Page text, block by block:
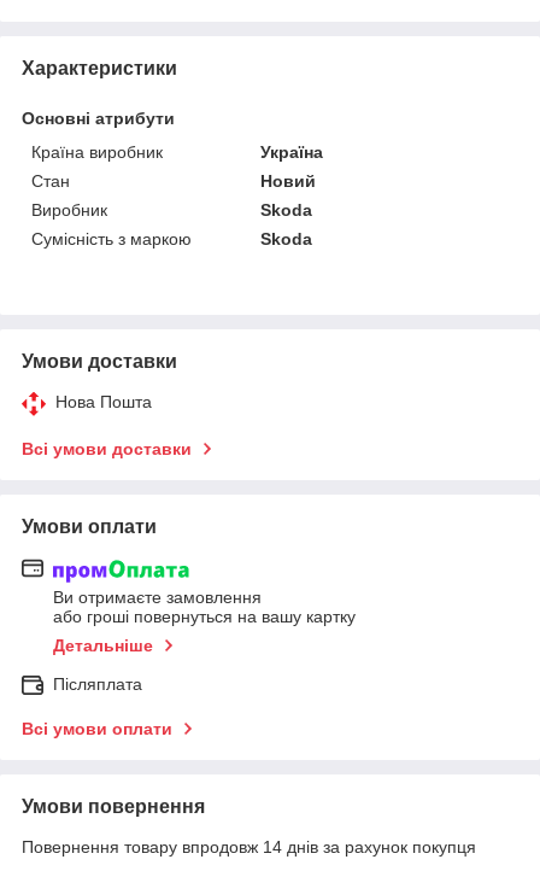
Характеристики
Основні атрибути
Країна виробник
Україна
Стан
Новий
Виробник
Skoda
Сумісність з маркою
Skoda
Умови доставки
Нова Пошта
Всі умови доставки
Умови оплати
Ви отримаєте замовлення
або гроші повернуться на вашу картку
Детальніше
Післяплата
Всі умови оплати
Умови повернення
Повернення товару впродовж 14 днів за рахунок покупця